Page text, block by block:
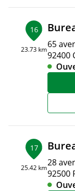
16
23.73 km65
92400
17
25.42 km28
92500